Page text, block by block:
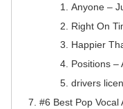
Anyone –
Right On
Happier
Positions –
drivers
#6 Best Pop Vocal